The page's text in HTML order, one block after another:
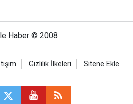
Haber © 2008
Gizlilik İlkeleri Sitene Ekle